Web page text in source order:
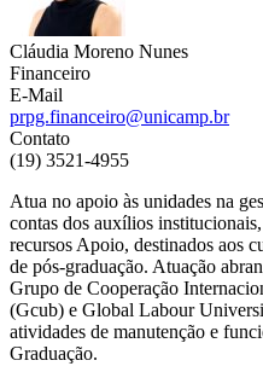
Cláudia Moreno Nunes
Financeiro
E-Mail
prpg.financeiro@unicamp.br
Contato
(19) 3521-4955
Atua no apoio às unidades na
contas dos auxílios
recursos Apoio, destinados aos
de pós-graduação. Atuação
Grupo de Cooperação
(Gcub) e Global Labour
atividades de manutenção e
Graduação.